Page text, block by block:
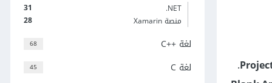
.
31
‎.NET
28
منصة Xamarin
68 لغة C++‎
45 لغة C